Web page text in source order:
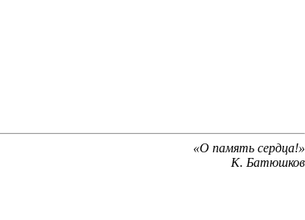
«О память сердца!»
К. Батюшков